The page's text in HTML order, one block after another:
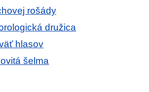
rošády
družica
hlasov
šelma